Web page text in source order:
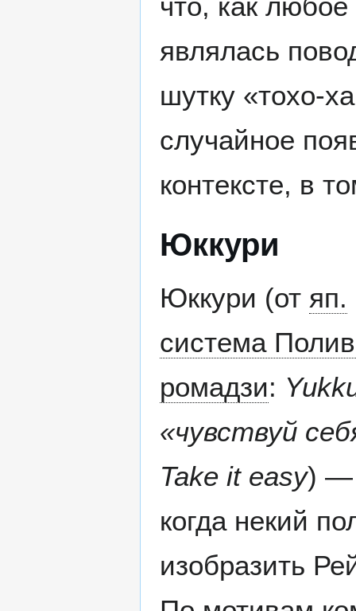
являлась
шутку «тохо-
случайное
контексте, в
Юккури
Юккури (от яп.
система
ромадзи:
«чувствуй
Take it easy)
когда некий
изобразить